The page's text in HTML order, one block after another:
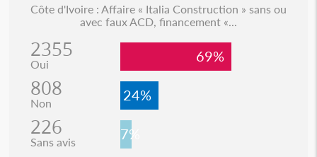
Côte d'Ivoire : Affaire « Italia Construction » sans ou
avec faux ACD, financement «...
2355
Oui 69%
808
Non 24%
226
Sans avis 7%